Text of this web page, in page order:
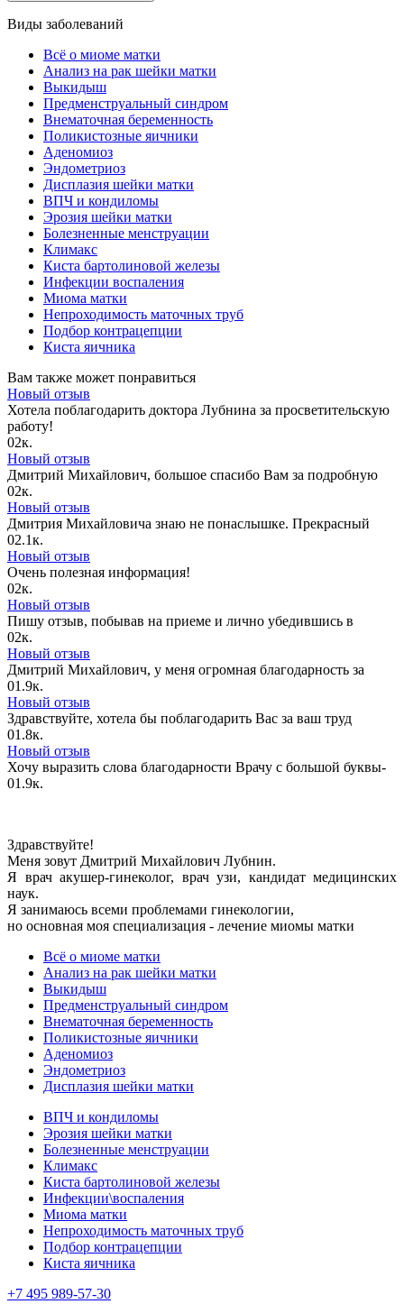
Виды заболеваний
Всё о миоме матки
Анализ на рак шейки матки
Выкидыш
Предменструальный синдром
Внематочная беременность
Поликистозные яичники
Аденомиоз
Эндометриоз
Дисплазия шейки матки
ВПЧ и кондиломы
Эрозия шейки матки
Болезненные менструации
Климакс
Киста бартолиновой железы
Инфекции воспаления
Миома матки
Непроходимость маточных труб
Подбор контрацепции
Киста яичника
Вам также может понравиться
Новый отзыв
Хотела поблагодарить доктора Лубнина за просветительскую
работу!
02к.
Новый отзыв
Дмитрий Михайлович, большое спасибо Вам за подробную
02к.
Новый отзыв
Дмитрия Михайловича знаю не понаслышке. Прекрасный
02.1к.
Новый отзыв
Очень полезная информация!
02к.
Новый отзыв
Пишу отзыв, побывав на приеме и лично убедившись в
02к.
Новый отзыв
Дмитрий Михайлович, у меня огромная благодарность за
01.9к.
Новый отзыв
Здравствуйте, хотела бы поблагодарить Вас за ваш труд
01.8к.
Новый отзыв
Хочу выразить слова благодарности Врачу с большой буквы-
01.9к.
Здравствуйте!
Меня зовут Дмитрий Михайлович Лубнин.
Я врач акушер-гинеколог, врач узи, кандидат медицинских
наук.
Я занимаюсь всеми проблемами гинекологии,
но основная моя специализация - лечение миомы матки
Всё о миоме матки
Анализ на рак шейки матки
Выкидыш
Предменструальный синдром
Внематочная беременность
Поликистозные яичники
Аденомиоз
Эндометриоз
Дисплазия шейки матки
ВПЧ и кондиломы
Эрозия шейки матки
Болезненные менструации
Климакс
Киста бартолиновой железы
Инфекции\воспаления
Миома матки
Непроходимость маточных труб
Подбор контрацепции
Киста яичника
+7 495 989-57-30